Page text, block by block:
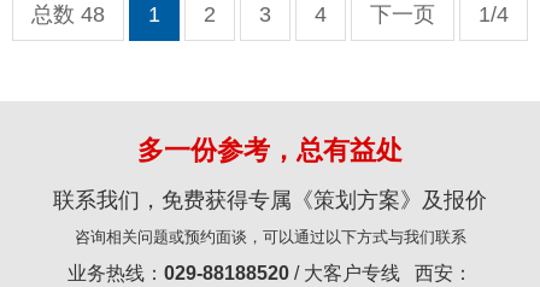
总数 48 1 2 3 4 下一页 1/4
多一份参考，总有益处
联系我们，免费获得专属《策划方案》及报价
咨询相关问题或预约面谈，可以通过以下方式与我们联系
业务热线： 029-88188520 / 大客户专线 西安：